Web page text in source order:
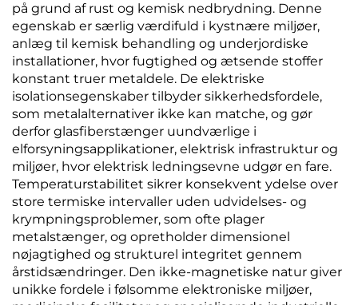
på grund af rust og kemisk nedbrydning. Denne
egenskab er særlig værdifuld i kystnære miljøer,
anlæg til kemisk behandling og underjordiske
installationer, hvor fugtighed og ætsende stoffer
konstant truer metaldele. De elektriske
isolationsegenskaber tilbyder sikkerhedsfordele,
som metalalternativer ikke kan matche, og gør
derfor glasfiberstænger uundværlige i
elforsyningsapplikationer, elektrisk infrastruktur og
miljøer, hvor elektrisk ledningsevne udgør en fare.
Temperaturstabilitet sikrer konsekvent ydelse over
store termiske intervaller uden udvidelses- og
krympningsproblemer, som ofte plager
metalstænger, og opretholder dimensionel
nøjagtighed og strukturel integritet gennem
årstidsændringer. Den ikke-magnetiske natur giver
unikke fordele i følsomme elektroniske miljøer,